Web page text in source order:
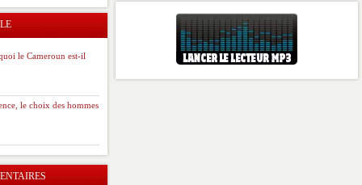
le Cameroun est-il
le choix des hommes